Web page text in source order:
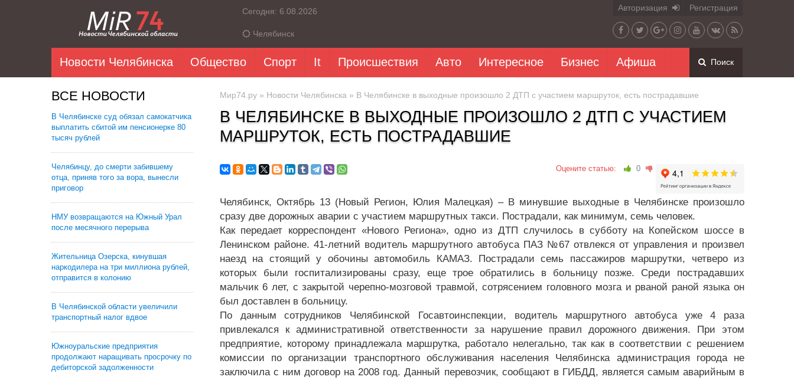
Сегодня: 6.08.2026
Челябинск
Авторизация Регистрация
Новости Челябинска Общество Спорт It Происшествия Авто Интересное Бизнес Афиша Поиск
ВСЕ НОВОСТИ
В Челябинске суд обязал самокатчика
выплатить сбитой им пенсионерке 80
тысяч рублей
Челябинцу, до смерти забившему
отца, приняв того за вора, вынесли
приговор
НМУ возвращаются на Южный Урал
после месячного перерыва
Жительница Озерска, кинувшая
наркодилера на три миллиона рублей,
отправится в колонию
В Челябинской области увеличили
транспортный налог вдвое
Южноуральские предприятия
продолжают наращивать просрочку по
дебиторской задолженности
Мир74.ру » Новости Челябинска » В Челябинске в выходные произошло 2 ДТП с участием маршруток, есть пострадавшие
В ЧЕЛЯБИНСКЕ В ВЫХОДНЫЕ ПРОИЗОШЛО 2 ДТП С УЧАСТИЕМ
МАРШРУТОК, ЕСТЬ ПОСТРАДАВШИЕ
Оцените статью: 0
Челябинск, Октябрь 13 (Новый Регион, Юлия Малецкая) – В минувшие выходные в Челябинске произошло
сразу две дорожных аварии с участием маршрутных такси. Пострадали, как минимум, семь человек.
Как передает корреспондент «Нового Региона», одно из ДТП случилось в субботу на Копейском шоссе в
Ленинском районе. 41-летний водитель маршрутного автобуса ПАЗ №67 отвлекся от управления и произвел
наезд на стоящий у обочины автомобиль КАМАЗ. Пострадали семь пассажиров маршрутки, четверо из
которых были госпитализированы сразу, еще трое обратились в больницу позже. Среди пострадавших
мальчик 6 лет, с закрытой черепно-мозговой травмой, сотрясением головного мозга и рваной раной языка он
был доставлен в больницу.
По данным сотрудников Челябинской Госавтоинспекции, водитель маршрутного автобуса уже 4 раза
привлекался к административной ответственности за нарушение правил дорожного движения. При этом
предприятие, которому принадлежала маршрутка, работало нелегально, так как в соответствии с решением
комиссии по организации транспортного обслуживания населения Челябинска администрация города не
заключила с ним договор на 2008 год. Данный перевозчик, сообщают в ГИБДД, является самым аварийным в